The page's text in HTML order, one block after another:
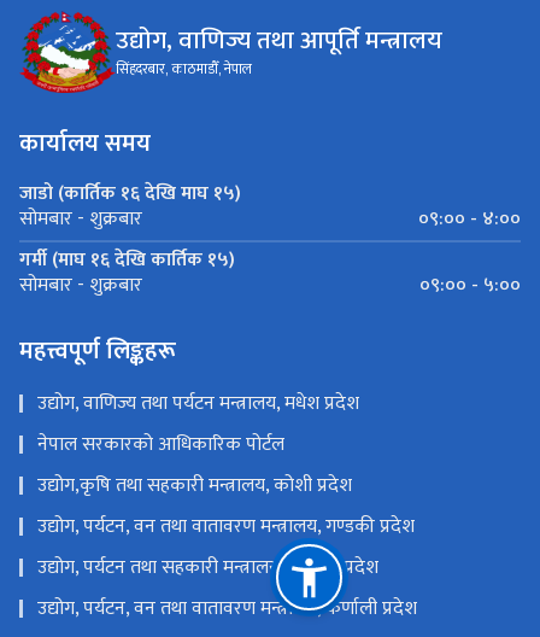
उद्योग, वाणिज्य तथा आपूर्ति मन्त्रालय
सिंहदरबार, काठमाडौँ, नेपाल
कार्यालय समय
जाडो (कार्तिक १६ देखि माघ १५)
सोमबार - शुक्रबार
०९:०० - ४:००
गर्मी (माघ १६ देखि कार्तिक १५)
सोमबार - शुक्रबार ०९:०० - ५:००
महत्त्वपूर्ण लिङ्कहरू
उद्योग, वाणिज्य तथा पर्यटन मन्त्रालय, मधेश प्रदेश
नेपाल सरकारको आधिकारिक पोर्टल
उद्योग,कृषि तथा सहकारी मन्त्रालय, कोशी प्रदेश
उद्योग, पर्यटन, वन तथा वातावरण मन्त्रालय, गण्डकी प्रदेश
उद्योग, पर्यटन तथा सहकारी मन्त्रालय, लुम्बिनी प्रदेश
उद्योग, पर्यटन, वन तथा वातावरण मन्त्रालय, कर्णाली प्रदेश